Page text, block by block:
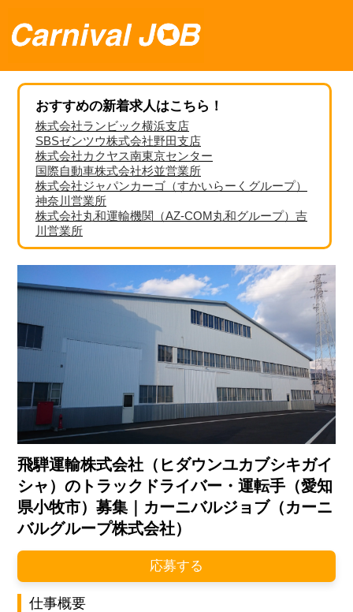
おすすめの新着求人はこちら！
株式会社ランビック横浜支店
SBSゼンツウ株式会社野田支店
株式会社カクヤス南東京センター
国際自動車株式会社杉並営業所
株式会社ジャパンカーゴ（すかいらーくグループ）
神奈川営業所
株式会社丸和運輸機関（AZ-COM丸和グループ）吉
川営業所
飛騨運輸株式会社（ヒダウンユカブシキガイ
シャ）のトラックドライバー・運転手（愛知
県小牧市）募集｜カーニバルジョブ（カーニ
バルグループ株式会社）
応募する
仕事概要